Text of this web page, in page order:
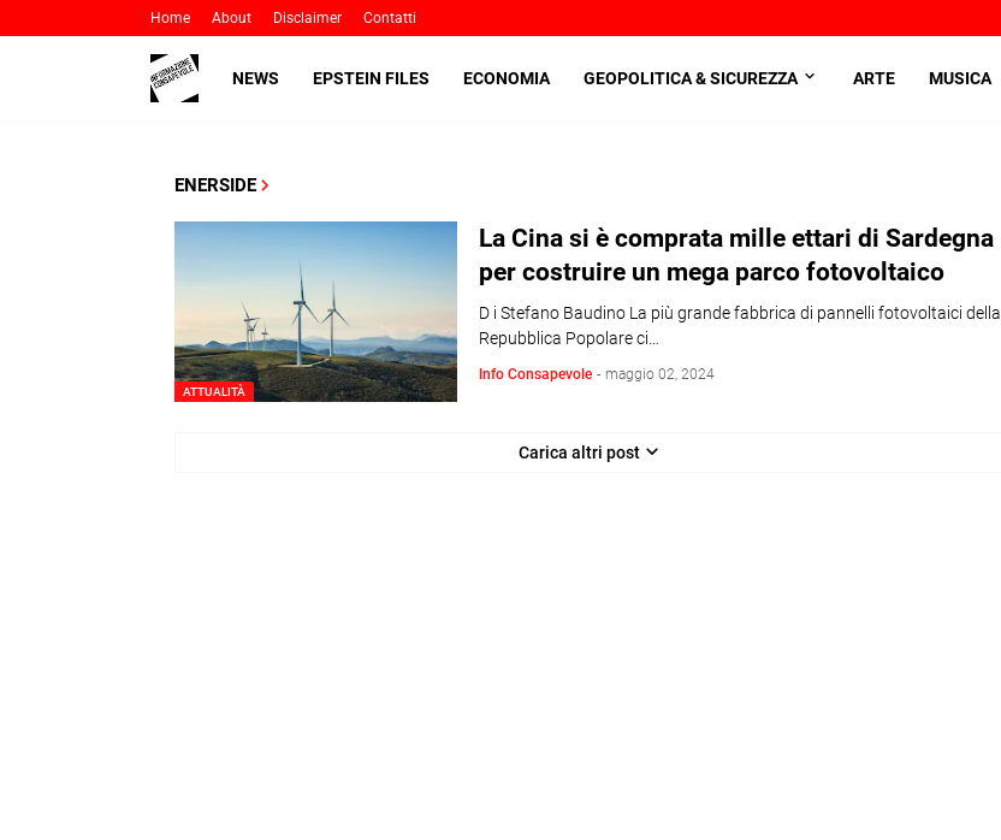
Home About Disclaimer Contatti
NEWS EPSTEIN FILES ECONOMIA GEOPOLITICA & SICUREZZA ARTE MUSICA
ENERSIDE
ATTUALITÀ
La Cina si è comprata mille ettari di Sardegna
per costruire un mega parco fotovoltaico
D i Stefano Baudino La più grande fabbrica di pannelli fotovoltaici della
Repubblica Popolare ci…
Info Consapevole - maggio 02, 2024
Carica altri post